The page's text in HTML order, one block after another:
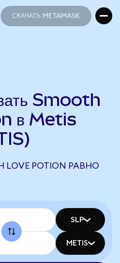
СКАЧАТЬ METAMASK
Smooth
в Metis
LOVE POTION РАВНО
SLP
METIS